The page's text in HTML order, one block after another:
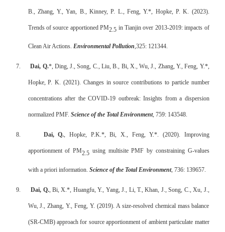
B., Zhang, Y., Yan, B., Kinney, P. L., Feng, Y.*, Hopke, P. K. (2023).
Trends of source apportioned PM2.5 in Tianjin over 2013-2019: impacts of
Clean Air Actions. Environmental Pollution,325: 121344.
7. Dai, Q.*, Ding, J., Song, C., Liu, B., Bi, X., Wu, J., Zhang, Y., Feng, Y.*,
Hopke, P. K. (2021). Changes in source contributions to particle number
concentrations after the COVID-19 outbreak: Insights from a dispersion
normalized PMF. Science of the Total Environment, 759: 143548.
8. Dai, Q., Hopke, P.K.*, Bi, X., Feng, Y.*. (2020). Improving
apportionment of PM2.5 using multisite PMF by constraining G-values
with a priori information. Science of the Total Environment, 736: 139657.
9. Dai, Q., Bi, X.*, Huangfu, Y., Yang, J., Li, T., Khan, J., Song, C., Xu, J.,
Wu, J., Zhang, Y., Feng, Y. (2019). A size-resolved chemical mass balance
(SR-CMB) approach for source apportionment of ambient particulate matter